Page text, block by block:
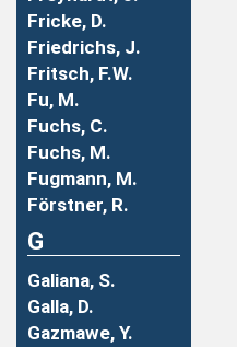
Fricke, D.
Friedrichs, J.
Fritsch, F.W.
Fu, M.
Fuchs, C.
Fuchs, M.
Fugmann, M.
Förstner, R.
G
Galiana, S.
Galla, D.
Gazmawe, Y.